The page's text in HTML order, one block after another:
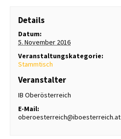
Details
Datum:
5. November 2016
Veranstaltungskategorie:
Stammtisch
Veranstalter
IB Oberösterreich
E-Mail:
oberoesterreich@iboesterreich.at